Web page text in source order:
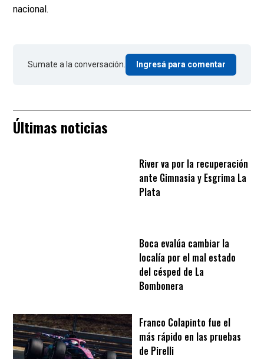
nacional.
Sumate a la conversación. Ingresá para comentar
Últimas noticias
River va por la recuperación
ante Gimnasia y Esgrima La
Plata
Boca evalúa cambiar la
localía por el mal estado
del césped de La
Bombonera
Franco Colapinto fue el
más rápido en las pruebas
de Pirelli